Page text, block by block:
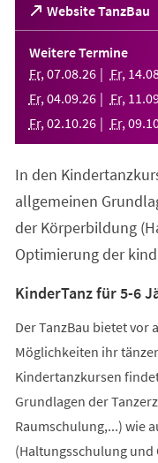
Website TanzBau
(Öffnet
in
einem
neuen
Tab)
Weitere Termine
Fr, 07.08.26 Fr, 14.
Fr, 04.09.26 Fr, 11 .
Fr, 02.10.26 Fr, 09.
In den
allgemeinen
der Körperbildung
Optimierung der
KinderTanz für 5-6
Der TanzBau bietet vor
Möglichkeiten ihr
Kindertanzkursen
Grundlagen der
Raumschulung,...) wie
(Haltungsschulung